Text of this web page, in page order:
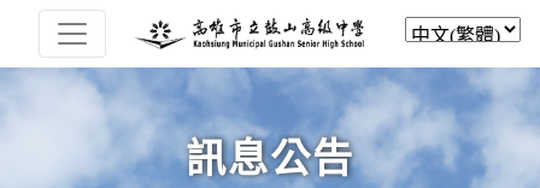
訊息公告